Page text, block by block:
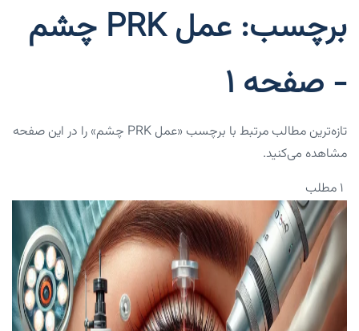
برچسب: عمل PRK چشم
- صفحه 1
تازه‌ترین مطالب مرتبط با برچسب «عمل PRK چشم» را در این صفحه
مشاهده می‌کنید.
۱ مطلب